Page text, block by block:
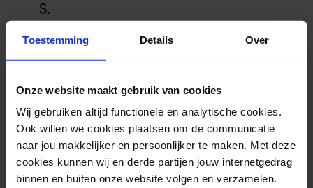
Toestemming Details Over
Onze website maakt gebruik van cookies
Wij gebruiken altijd functionele en analytische cookies.
Ook willen we cookies plaatsen om de communicatie
naar jou makkelijker en persoonlijker te maken. Met deze
cookies kunnen wij en derde partijen jouw internetgedrag
binnen en buiten onze website volgen en verzamelen.
S.
Alles tonen